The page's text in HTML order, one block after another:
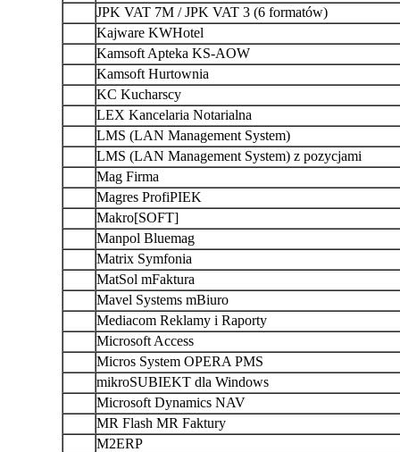
JPK VAT 7M / JPK VAT 3 (6 formatów)
Kajware KWHotel
Kamsoft Apteka KS-AOW
Kamsoft Hurtownia
KC Kucharscy
LEX Kancelaria Notarialna
LMS (LAN Management System)
LMS (LAN Management System) z pozycjami
Mag Firma
Magres ProfiPIEK
Makro[SOFT]
Manpol Bluemag
Matrix Symfonia
MatSol mFaktura
Mavel Systems mBiuro
Mediacom Reklamy i Raporty
Microsoft Access
Micros System OPERA PMS
mikroSUBIEKT dla Windows
Microsoft Dynamics NAV
MR Flash MR Faktury
M2ERP